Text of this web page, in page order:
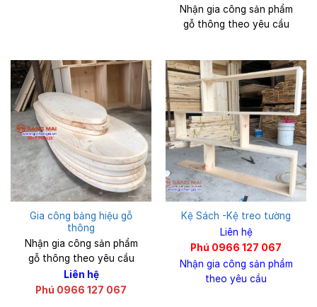
Nhận gia công sản phẩm
gỗ thông theo yêu cầu
Gia công bảng hiệu gỗ
thông
Nhận gia công sản phẩm
gỗ thông theo yêu cầu
Liên hệ
Phú 0966 127 067
Kệ Sách -Kệ treo tường
Liên hệ
Phú 0966 127 067
Nhận gia công sản phẩm
theo yêu cầu